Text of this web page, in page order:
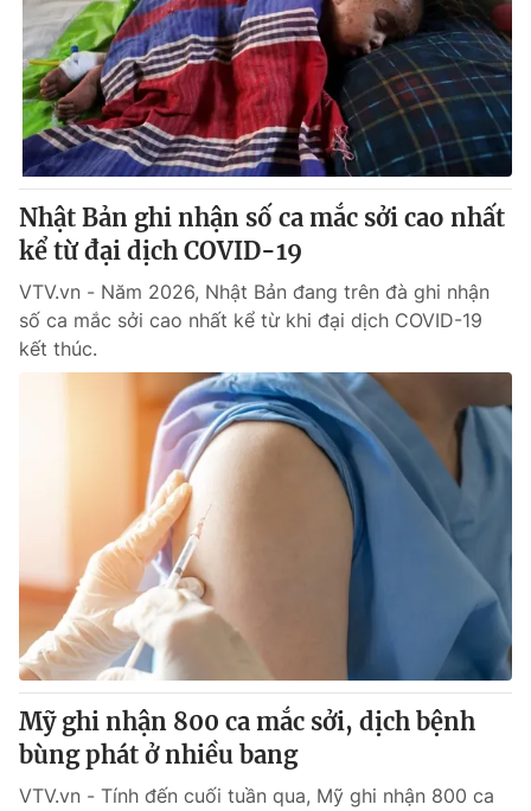
Thế giới
Tin tức
Thế giới đó đây
Câu chuyện quốc tế
Kinh tế
Tài chính
Thị trường
Góc doanh nghiệp
Dữ liệu và đời sống
Truyền hình
Phim VTV
Hậu trường
Nhân vật
Giải trí
Điện ảnh
Đời sống
Chất lượng cuộc sống
Học trực tuyến
Hitech Công nghệ tương lai
Sản phẩm
Thị trường
Tư vấn
Giao lưu trực tuyến
Lịch phát sóng
Chuyên mục khác
Emagazine Podcast
Nhật Bản ghi nhận số ca mắc sởi cao nhất
kể từ đại dịch COVID-19
VTV.vn - Năm 2026, Nhật Bản đang trên đà ghi nhận
số ca mắc sởi cao nhất kể từ khi đại dịch COVID-19
kết thúc.
Mỹ ghi nhận 800 ca mắc sởi, dịch bệnh
bùng phát ở nhiều bang
VTV.vn - Tính đến cuối tuần qua, Mỹ ghi nhận 800 ca